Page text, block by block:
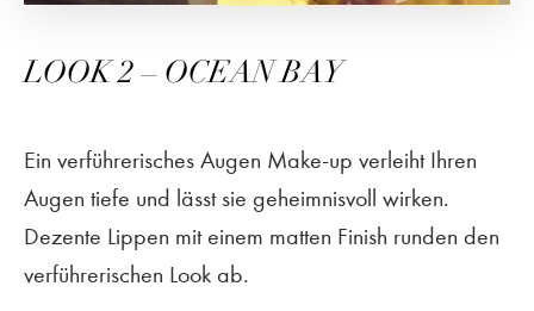
LOOK 2 – OCEAN BAY
Ein verführerisches Augen Make-up verleiht Ihren
Augen tiefe und lässt sie geheimnisvoll wirken.
Dezente Lippen mit einem matten Finish runden den
verführerischen Look ab.